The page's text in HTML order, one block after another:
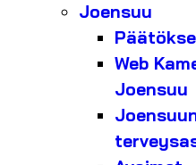
Joensuu
Web
Joensuu